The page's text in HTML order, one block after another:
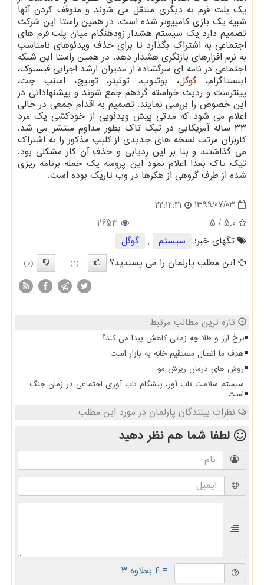
یک پلت فرم به دیگری منتقل می شوند و متوقف کردن آنها
شبیه یک بازی کامپیوتر شده است. در همین راستا این شرکت
تصمیم دارد یک سیستم هشدار زودهنگام میان پلت فرم های
اجتماعی به اشتراک بگذارد تا برای حذف ویدئوهای نامناسب
به نرم افزارهای بازنگری هشدار دهد. در همین راستا این شبکه
اجتماعی در نامه ای سرگشاده از مدیران ارشد اجرایی فیسبوک،
اینستاگرام، گوگل، یوتیوب، توئیتر، توییچ، اسنپ چت،
پینترست و ردیت خواسته گردهم جمع شوند و پیشنهاداتی در
این خصوص را بررسی نمایند. تصمیم به اقدام جمعی در حالی
اعلام می شود که مدتی پیش ویدئویی از خودکشی یک مرد
۳۳ ساله آمریکایی در تیک تاک بطور مداوم منتشر می شد.
کاربران مرتب نسخه های جدیدی از کلیپ مذکور را به اشتراک
می گذاشتند و بنا بر این ردیابی و حذف آن کار مشکلی بود.
تیک تاک بعدا اعلام نمود این پروسه یک حمله برنامه ریزی
شده از طرف گروهی از هکرها در وب تاریک بوده است.
1399/07/03
22:12:41
5.0
/ 5
2653
تگهای خبر:
سیستم ,
گوگل
این مطلب پارلمان را می پسندید؟
(1)
(0)
تازه ترین مطالب مرتبط
نرخ ارز و طلا چه زمانی کاهش پیدا می کند؟
هدف ما اتصال مستقیم خانه به بازار است
روش های درمان ریزش مو
سیستم سلامت تاب آور، پیشگام تاب آوری اجتماعی در زمان جنگ
است
نظرات بینندگان پارلمان در مورد این مطلب
لطفا شما همنظر دهید
= ۴ بعلاوه ۳